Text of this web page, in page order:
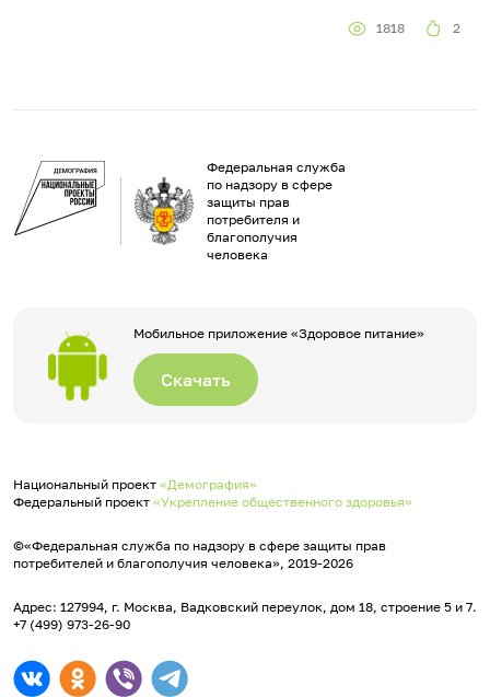
1818 2
Федеральная служба
по надзору в сфере
защиты прав
потребителя и
благополучия
человека
Мобильное приложение «Здоровое питание»
Скачать
Национальный проект «Демография»
Федеральный проект «Укрепление общественного здоровья»
©«Федеральная служба по надзору в сфере защиты прав
потребителей и благополучия человека», 2019-2026
Адрес: 127994, г. Москва, Вадковский переулок, дом 18, строение 5 и 7.
+7 (499) 973-26-90